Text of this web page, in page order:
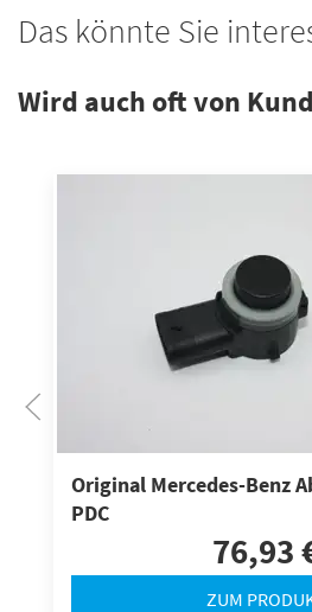
Das könnte Sie
Wird auch oft von
Original Mercedes-Benz
PDC
76,93
ZUM